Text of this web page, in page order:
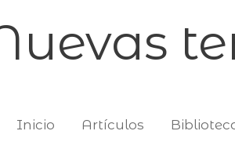
Inicio Artículos